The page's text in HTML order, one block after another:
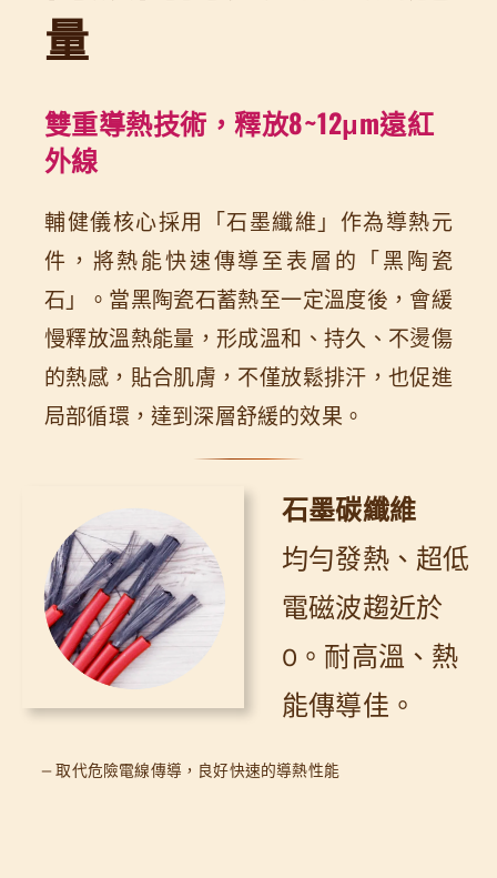
量
雙重導熱技術，釋放8~12μm遠紅
外線
輔健儀核心採用「石墨纖維」作為導熱元
件，將熱能快速傳導至表層的「黑陶瓷
石」。當黑陶瓷石蓄熱至一定溫度後，會緩
慢釋放溫熱能量，形成溫和、持久、不燙傷
的熱感，貼合肌膚，不僅放鬆排汗，也促進
局部循環，達到深層舒緩的效果。
石墨碳纖維
均勻發熱、超低
電磁波趨近於
0。耐高溫、熱
能傳導佳。
— 取代危險電線傳導，良好快速的導熱性能